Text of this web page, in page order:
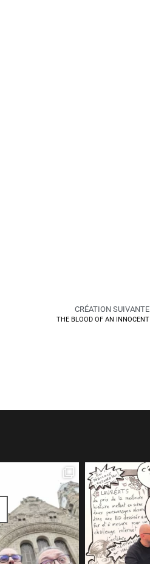
CRÉATION SUIVANTE
THE BLOOD OF AN INNOCENT